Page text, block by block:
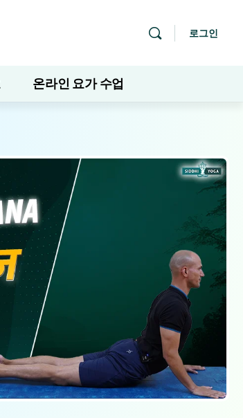
로그인
온라인 요가 수업